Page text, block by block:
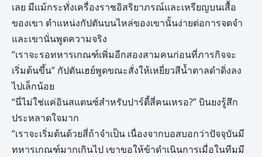
เลย มีแม้กระทั่งเครื่องราชอิสริยาภรณ์และเหรียญบนเสื้อ
ของเขา ตำแหน่งกัปตันบนไหล่ของเขานั้นง่ายต่อการจดจำ
และเขานั่นพูดความจริง
“เราจะรอทหารเกณฑ์เพิ่มอีกสองสามคนก่อนที่ภารกิจจะ
เริ่มต้นขึ้น” กัปตันเฮย์พูดขณะสั่งให้เหยี่ยวสีน้ำตาลดำดิ่งลง
ไปเล็กน้อย
“นี่ไม่ใช่แค่อินสแตนซ์สำหรับปาร์ตี้สี่คนเหรอ?” บินยงรู้สึก
ประหลาดใจมาก
“เราจะเริ่มต้นด้วยสี่ถ้าจำเป็น เนื่องจากบอสบอกว่าปัจจุบันมี
ทหารเกณฑ์มากเกินไป เขาขอให้ข้าดำเนินการเมื่อในทีมมี